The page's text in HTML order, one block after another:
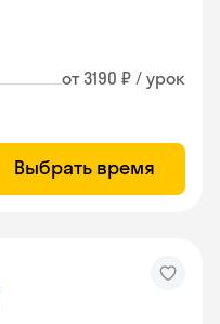
от 3190 ₽ / урок
Выбрать время